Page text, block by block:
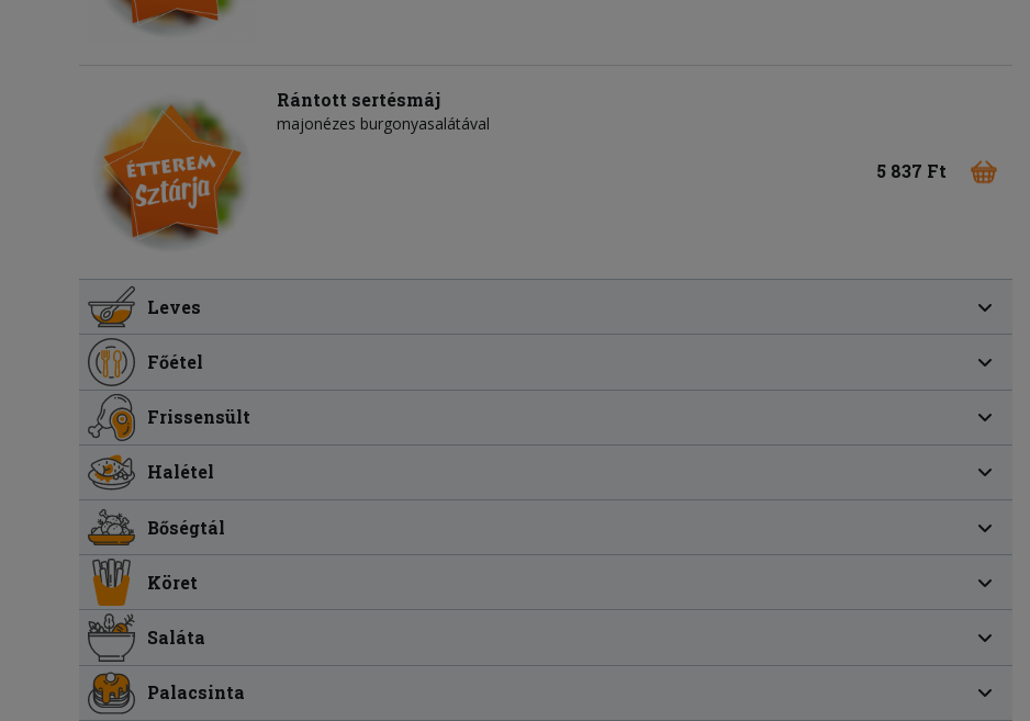
Rántott sertésmáj
majonézes burgonyasalátával
5 837 Ft
Leves
Főétel
Frissensült
Halétel
Bőségtál
Köret
Saláta
Palacsinta